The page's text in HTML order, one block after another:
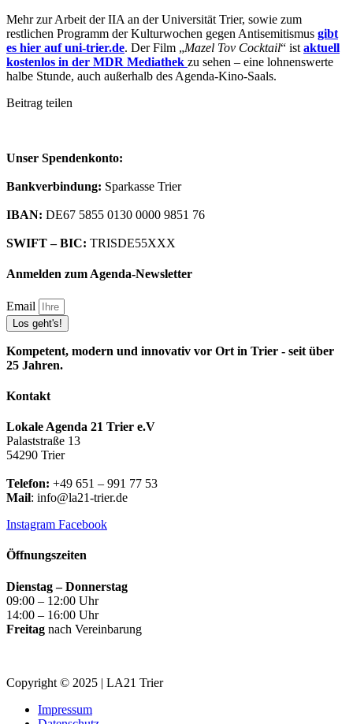
Mehr zur Arbeit der IIA an der Universität Trier, sowie zum
restlichen Programm der Kulturwochen gegen Antisemitismus gibt
es hier auf uni-trier.de. Der Film „Mazel Tov Cocktail“ ist aktuell
kostenlos in der MDR Mediathek zu sehen – eine lohnenswerte
halbe Stunde, auch außerhalb des Agenda-Kino-Saals.
Beitrag teilen
Unser Spendenkonto:
Bankverbindung: Sparkasse Trier
IBAN: DE67 5855 0130 0000 9851 76
SWIFT – BIC: TRISDE55XXX
Anmelden zum Agenda-Newsletter
Email
Los geht's!
Kompetent, modern und innovativ vor Ort in Trier - seit über
25 Jahren.
Kontakt
Lokale Agenda 21 Trier e.V
Palaststraße 13
54290 Trier
Telefon: +49 651 – 991 77 53
Mail: info@la21-trier.de
Instagram Facebook
Öffnungszeiten
Dienstag – Donnerstag
09:00 – 12:00 Uhr
14:00 – 16:00 Uhr
Freitag nach Vereinbarung
Copyright © 2025 | LA21 Trier
Impressum